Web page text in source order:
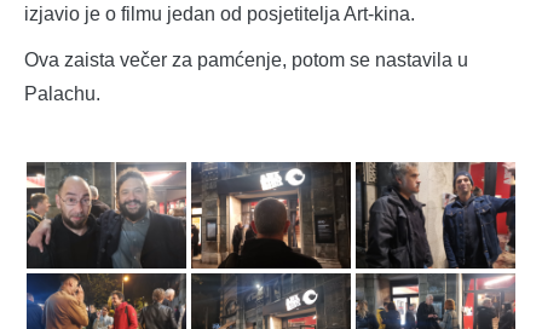
izjavio je o filmu jedan od posjetitelja Art-kina.
Ova zaista večer za pamćenje, potom se nastavila u
Palachu.